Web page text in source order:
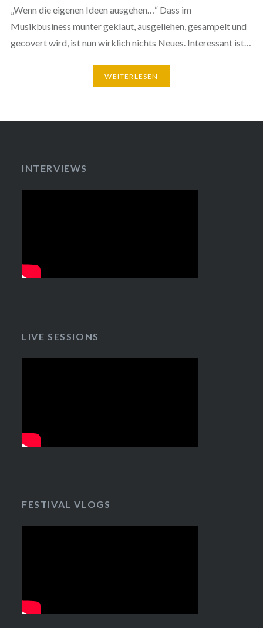
„Wenn die eigenen Ideen ausgehen…“ Dass im
Musikbusiness munter geklaut, ausgeliehen, gesampelt und
gecovert wird, ist nun wirklich nichts Neues. Interessant ist…
WEITERLESEN
INTERVIEWS
LIVE SESSIONS
FESTIVAL VLOGS